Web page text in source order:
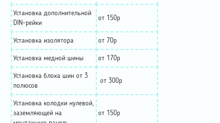
Установка дополнительной
DIN-рейки
от 150р
Установка изолятора от 70р
Установка медной шины от 170р
Установка блока шин от 3
полюсов
от 300р
Установка колодки нулевой,
заземляющей на
от 150р